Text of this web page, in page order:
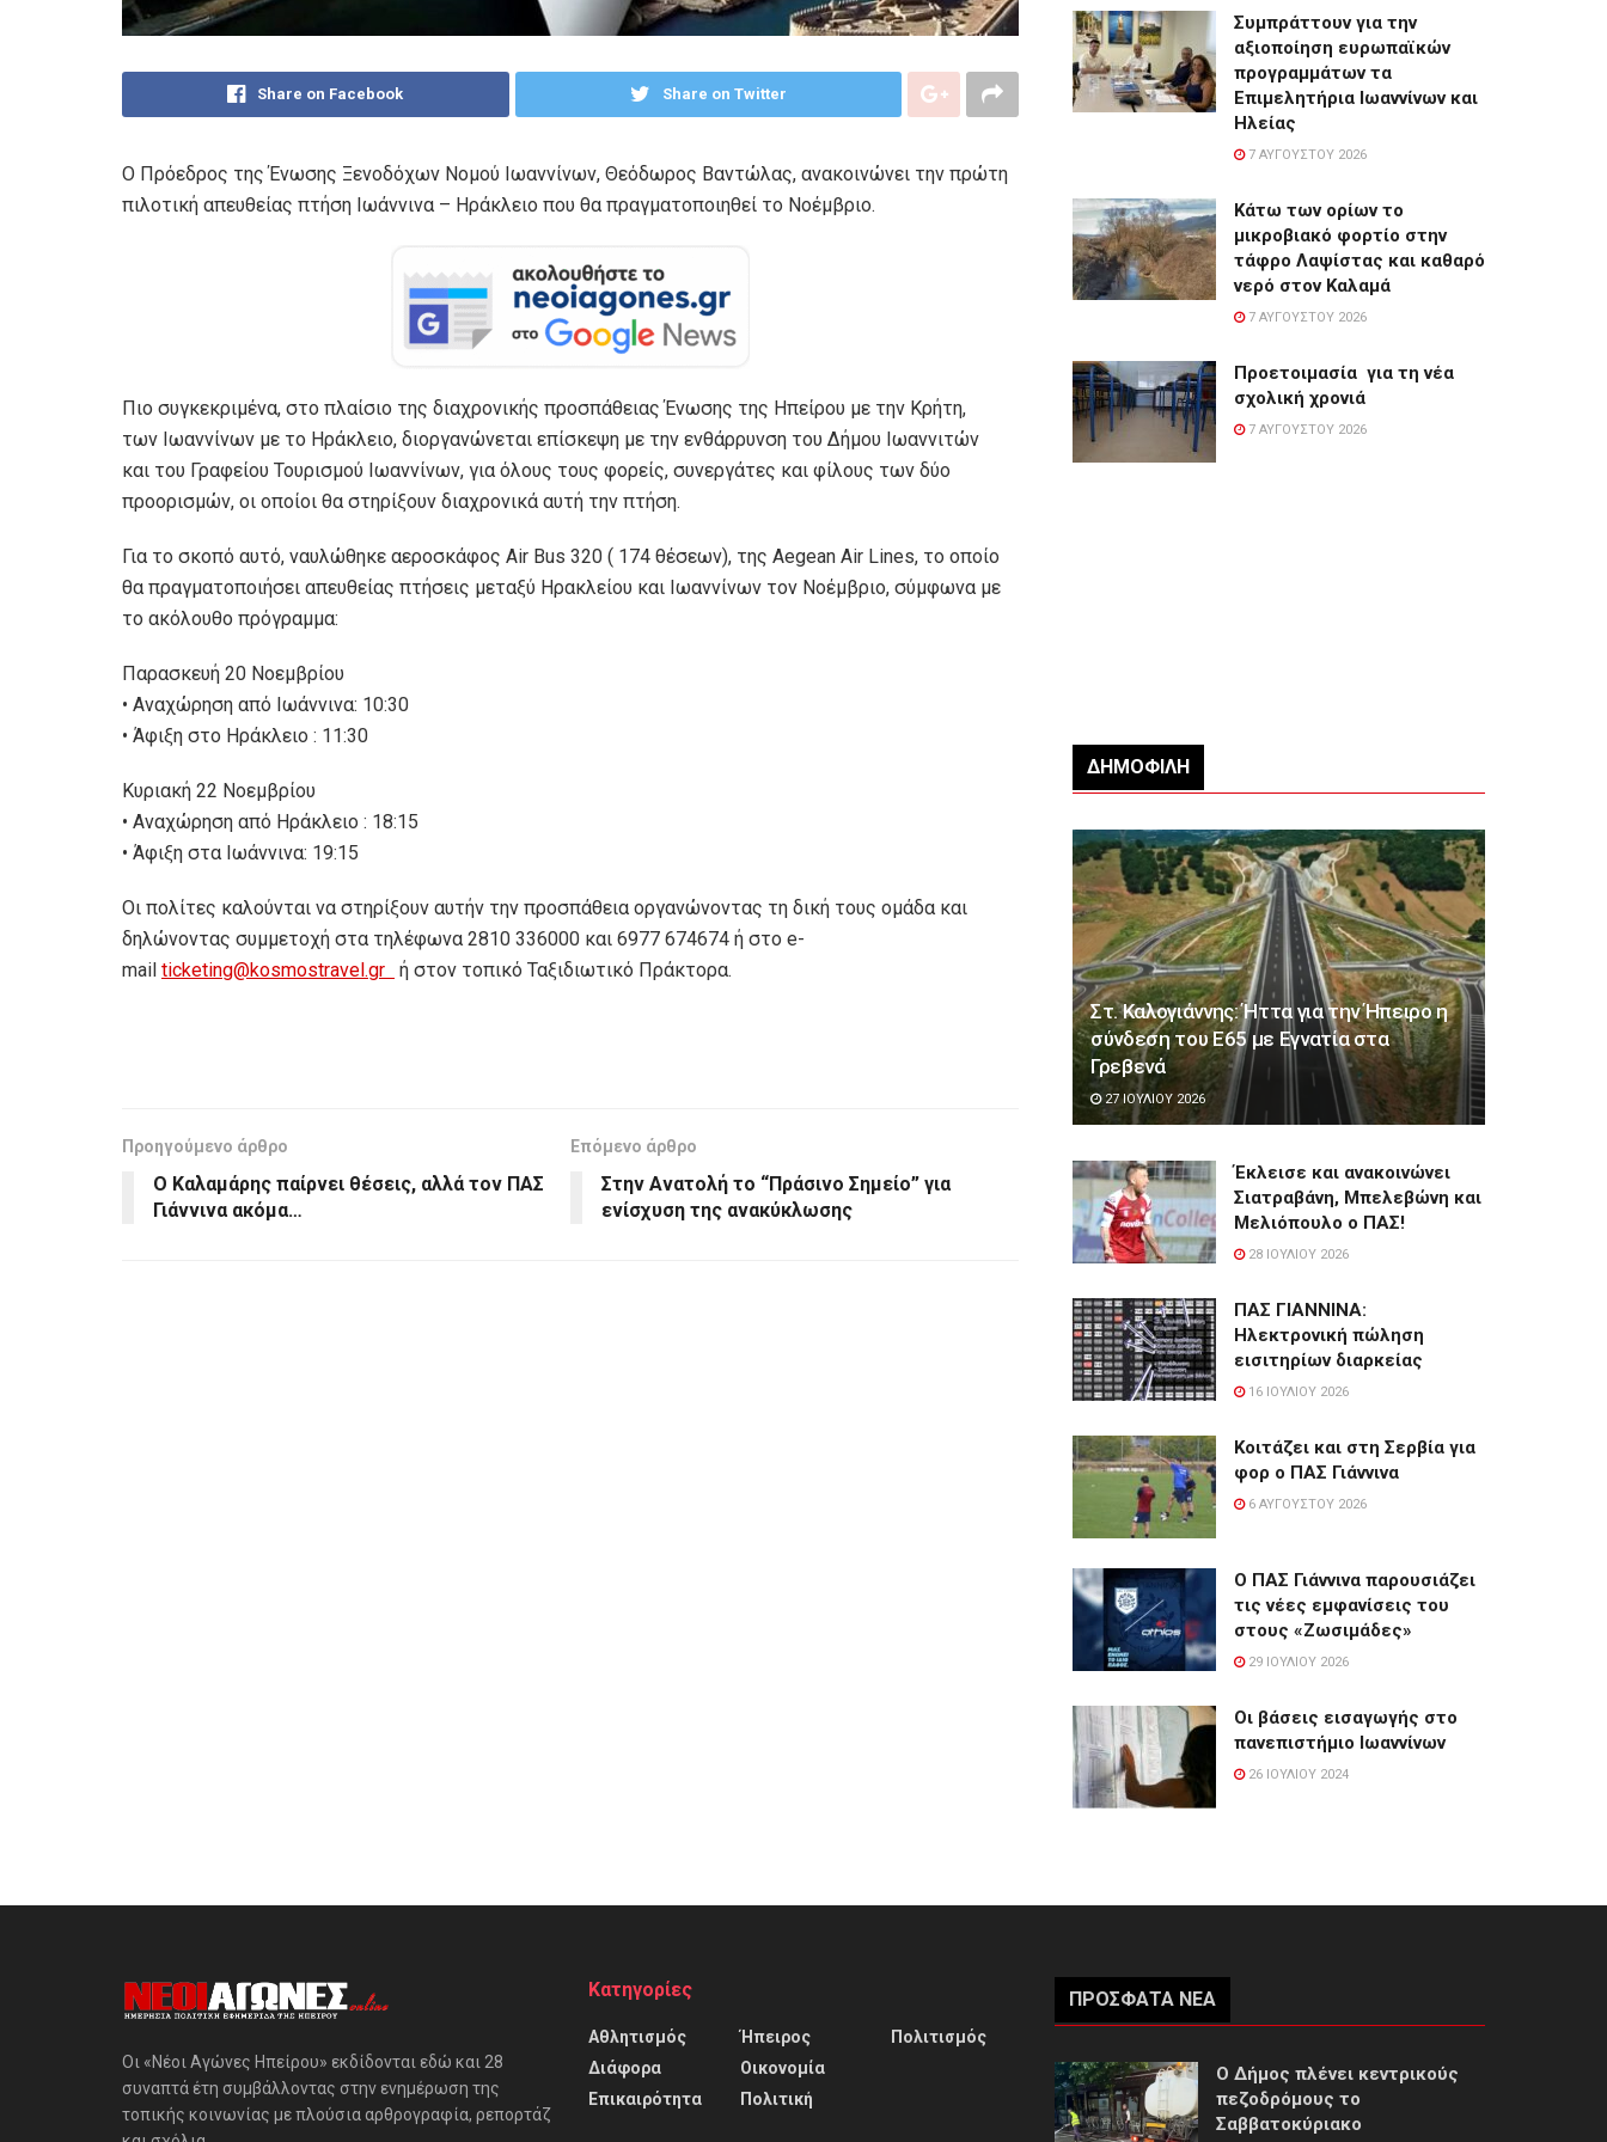
Share on Facebook Share on Twitter
Ο Πρόεδρος της Ένωσης Ξενοδόχων Νομού Ιωαννίνων, Θεόδωρος Βαντώλας, ανακοινώνει την πρώτη
πιλοτική απευθείας πτήση Ιωάννινα – Ηράκλειο που θα πραγματοποιηθεί το Νοέμβριο.
Πιο συγκεκριμένα, στο πλαίσιο της διαχρονικής προσπάθειας Ένωσης της Ηπείρου με την Κρήτη,
των Ιωαννίνων με το Ηράκλειο, διοργανώνεται επίσκεψη με την ενθάρρυνση του Δήμου Ιωαννιτών
και του Γραφείου Τουρισμού Ιωαννίνων, για όλους τους φορείς, συνεργάτες και φίλους των δύο
προορισμών, οι οποίοι θα στηρίξουν διαχρονικά αυτή την πτήση.
Για το σκοπό αυτό, ναυλώθηκε αεροσκάφος Air Bus 320 ( 174 θέσεων), της Aegean Air Lines, το οποίο
θα πραγματοποιήσει απευθείας πτήσεις μεταξύ Ηρακλείου και Ιωαννίνων τον Νοέμβριο, σύμφωνα με
το ακόλουθο πρόγραμμα:
Παρασκευή 20 Νοεμβρίου
• Αναχώρηση από Ιωάννινα: 10:30
• Άφιξη στο Ηράκλειο : 11:30
Κυριακή 22 Νοεμβρίου
• Αναχώρηση από Ηράκλειο : 18:15
• Άφιξη στα Ιωάννινα: 19:15
Οι πολίτες καλούνται να στηρίξουν αυτήν την προσπάθεια οργανώνοντας τη δική τους ομάδα και
δηλώνοντας συμμετοχή στα τηλέφωνα 2810 336000 και 6977 674674 ή στο e-
mail ticketing@kosmostravel.gr ή στον τοπικό Ταξιδιωτικό Πράκτορα.
Προηγούμενο άρθρο
Ο Καλαμάρης παίρνει θέσεις, αλλά τον ΠΑΣ
Γιάννινα ακόμα…
Επόμενο άρθρο
Στην Ανατολή το “Πράσινο Σημείο” για
ενίσχυση της ανακύκλωσης
Συμπράττουν για την
αξιοποίηση ευρωπαϊκών
προγραμμάτων τα
Επιμελητήρια Ιωαννίνων και
Ηλείας
7 ΑΥΓΟΎΣΤΟΥ 2026
Κάτω των ορίων το
μικροβιακό φορτίο στην
τάφρο Λαψίστας και καθαρό
νερό στον Καλαμά
7 ΑΥΓΟΎΣΤΟΥ 2026
Προετοιμασία για τη νέα
σχολική χρονιά
7 ΑΥΓΟΎΣΤΟΥ 2026
ΔΗΜΟΦΙΛΉ
Στ. Καλογιάννης: Ήττα για την Ήπειρο η
σύνδεση του Ε65 με Εγνατία στα
Γρεβενά
27 ΙΟΥΛΊΟΥ 2026
Έκλεισε και ανακοινώνει
Σιατραβάνη, Μπελεβώνη και
Μελιόπουλο ο ΠΑΣ!
28 ΙΟΥΛΊΟΥ 2026
ΠΑΣ ΓΙΑΝΝΙΝΑ:
Hλεκτρονική πώληση
εισιτηρίων διαρκείας
16 ΙΟΥΛΊΟΥ 2026
Κοιτάζει και στη Σερβία για
φορ ο ΠΑΣ Γιάννινα
6 ΑΥΓΟΎΣΤΟΥ 2026
Ο ΠΑΣ Γιάννινα παρουσιάζει
τις νέες εμφανίσεις του
στους «Ζωσιμάδες»
29 ΙΟΥΛΊΟΥ 2026
Οι βάσεις εισαγωγής στο
πανεπιστήμιο Ιωαννίνων
26 ΙΟΥΛΊΟΥ 2024
Οι «Νέοι Αγώνες Ηπείρου» εκδίδονται εδώ και 28
συναπτά έτη συμβάλλοντας στην ενημέρωση της
τοπικής κοινωνίας με πλούσια αρθρογραφία, ρεπορτάζ
Κατηγορίες
Αθλητισμός
Διάφορα
Επικαιρότητα
Ήπειρος
Οικονομία
Πολιτική
Πολιτισμός
ΠΡΌΣΦΑΤΑ ΝΈΑ
Ο Δήμος πλένει κεντρικούς
πεζοδρόμους το
Σαββατοκύριακο